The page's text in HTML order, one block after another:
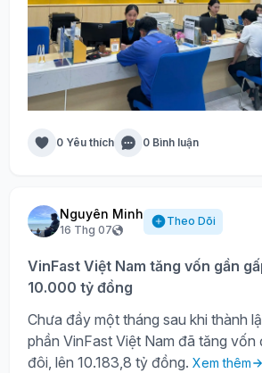
0 Yêu thích 0 Bình luận
Nguyên Minh
16 Thg 07
Theo Dõi
VinFast Việt Nam tăng vốn gần
10.000 tỷ đồng
Chưa đầy một tháng sau khi thành
phần VinFast Việt Nam đã tăng vốn
đôi, lên 10.183,8 tỷ đồng. Xem thêm